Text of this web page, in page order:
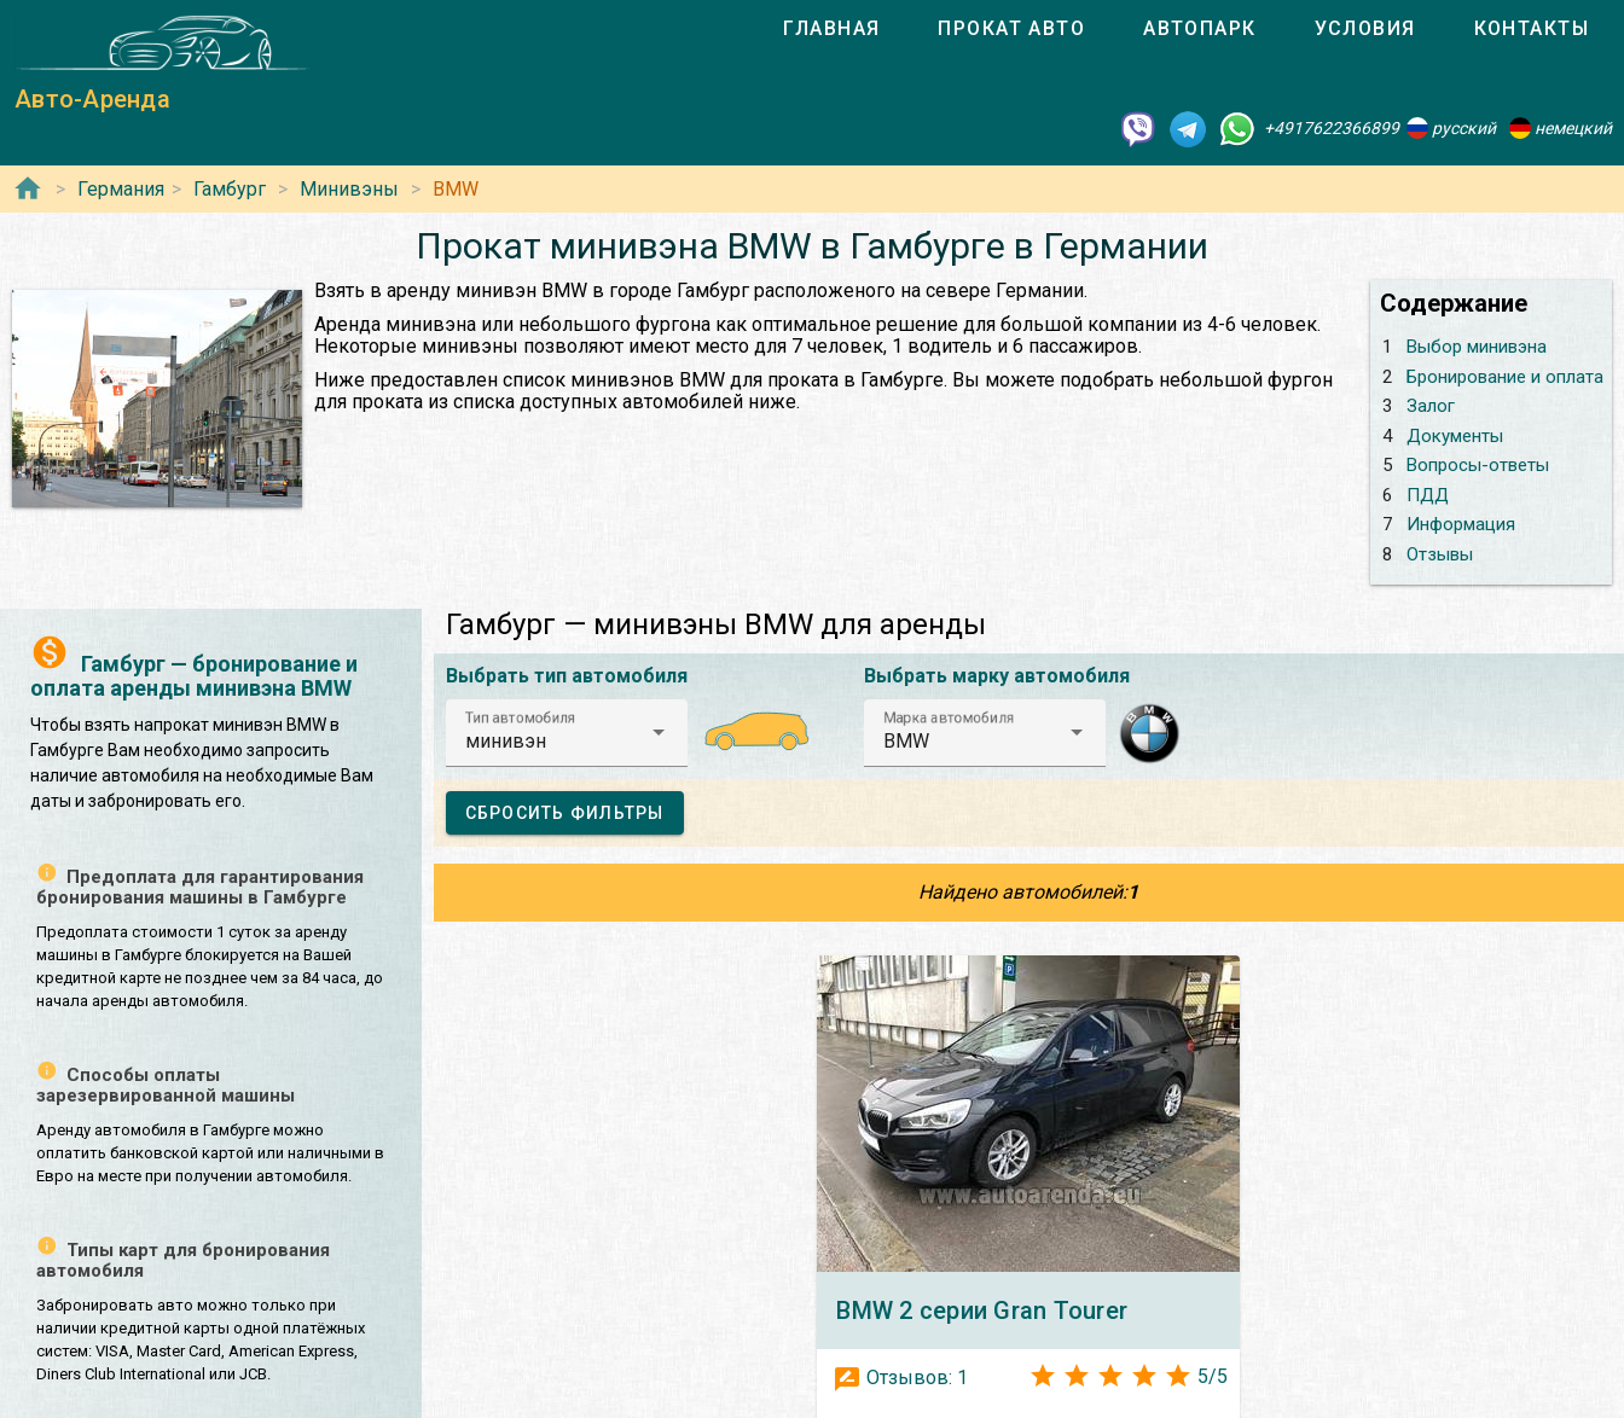
Авто-Аренда
ГЛАВНАЯ ПРОКАТ АВТО АВТОПАРК УСЛОВИЯ КОНТАКТЫ
+4917622366899 русский немецкий
Германия Гамбург Минивэны BMW
Прокат минивэна BMW в Гамбурге в Германии
Содержание
1
Выбор минивэна
2
Бронирование и оплата
3
Залог
4
Документы
5
Вопросы-ответы
6
ПДД
7
Информация
8
Отзывы
Взять в аренду минивэн BMW в городе Гамбург расположеного на севере Германии.
Аренда минивэна или небольшого фургона как оптимальное решение для большой компании из 4-6 человек.
Некоторые минивэны позволяют имеют место для 7 человек, 1 водитель и 6 пассажиров.
Ниже предоставлен список минивэнов BMW для проката в Гамбурге. Вы можете подобрать небольшой фургон
для проката из списка доступных автомобилей ниже.
Гамбург — бронирование и
оплата аренды минивэна BMW
Чтобы взять напрокат минивэн BMW в
Гамбурге Вам необходимо запросить
наличие автомобиля на необходимые Вам
даты и забронировать его.
Предоплата для гарантирования
бронирования машины в Гамбурге
Предоплата стоимости 1 суток за аренду
машины в Гамбурге блокируется на Вашей
кредитной карте не позднее чем за 84 часа, до
начала аренды автомобиля.
Способы оплаты
зарезервированной машины
Аренду автомобиля в Гамбурге можно
оплатить банковской картой или наличными в
Евро на месте при получении автомобиля.
Типы карт для бронирования
автомобиля
Забронировать авто можно только при
наличии кредитной карты одной платёжных
систем: VISA, Master Card, American Express,
Diners Club International или JCB.
Гамбург — минивэны BMW для аренды
Выбрать тип автомобиля
Тип автомобиля
минивэн
Выбрать марку автомобиля
Марка автомобиля
BMW
СБРОСИТЬ ФИЛЬТРЫ
Найдено автомобилей:1
BMW 2 серии Gran Tourer
Отзывов: 1 5/5